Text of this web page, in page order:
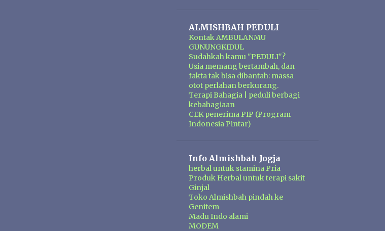
ALMISHBAH PEDULI
Kontak AMBULANMU
GUNUNGKIDUL
Sudahkah kamu "PEDULI"?
Usia memang bertambah, dan
fakta tak bisa dibantah: massa
otot perlahan berkurang.
Terapi Bahagia | peduli berbagi
kebahagiaan
CEK penerima PIP (Program
Indonesia Pintar)
Info Almishbah Jogja
herbal untuk stamina Pria
Produk Herbal untuk terapi sakit
Ginjal
Toko Almishbah pindah ke
Genitem
Madu Indo alami
MODEM